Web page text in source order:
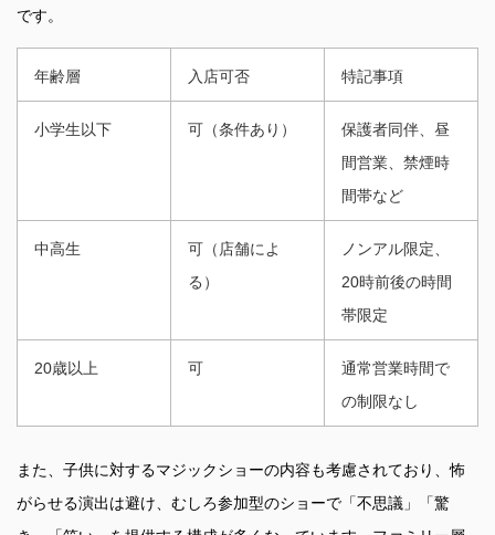
です。
年齢層 入店可否 特記事項
小学生以下 可（条件あり）
保護者同伴、昼
間営業、禁煙時
間帯など
中高生
可（店舗によ
る）
ノンアル限定、
20時前後の時間
帯限定
20歳以上 可
通常営業時間で
の制限なし
また、子供に対するマジックショーの内容も考慮されており、怖
がらせる演出は避け、むしろ参加型のショーで「不思議」「驚